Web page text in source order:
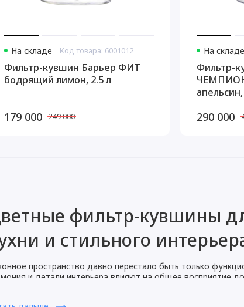
На складе Код товара: 6001012
Фильтр-кувшин Барьер ФИТ
бодрящий лимон, 2.5 л
179 000 249 000
На складе
Фильтр-
290 000
фильтр-кувшины
и стильного
пространство давно перестало быть только
и детали интерьера влияют на общее восприятие